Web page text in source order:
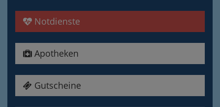
Notdienste
Apotheken
Gutscheine